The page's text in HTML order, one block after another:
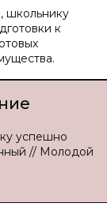
школьнику
к
успешно
// Молодой